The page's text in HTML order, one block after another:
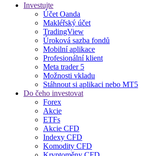
Investujte
Účet Oanda
Makléřský účet
TradingView
Úroková sazba fondů
Mobilní aplikace
Profesionální klient
Meta trader 5
Možnosti vkladu
Stáhnout si aplikaci nebo MT5
Do čeho investovat
Forex
Akcie
ETFs
Akcie CFD
Indexy CFD
Komodity CFD